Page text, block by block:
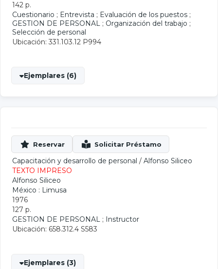
142 p.
Cuestionario ; Entrevista ; Evaluación de los puestos ;
GESTION DE PERSONAL ; Organización del trabajo ;
Selección de personal
Ubicación: 331.103.12 P994
Ejemplares (6)
Capacitación y desarrollo de personal / Alfonso Siliceo
TEXTO IMPRESO
Alfonso Siliceo
México : Limusa
1976
127 p.
GESTION DE PERSONAL ; Instructor
Ubicación: 658.312.4 S583
Ejemplares (3)